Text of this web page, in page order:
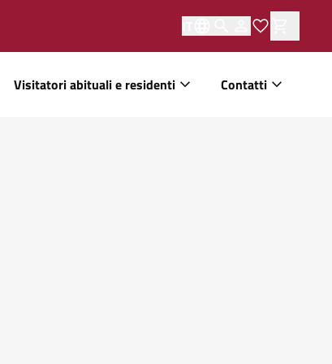
Visitatori abituali e residenti Contatti